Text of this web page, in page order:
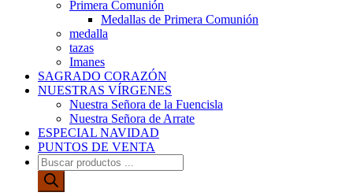
Primera Comunión
Medallas de Primera Comunión
medalla
tazas
Imanes
SAGRADO CORAZÓN
NUESTRAS VÍRGENES
Nuestra Señora de la Fuencisla
Nuestra Señora de Arrate
ESPECIAL NAVIDAD
PUNTOS DE VENTA
Búsqueda
de
productos